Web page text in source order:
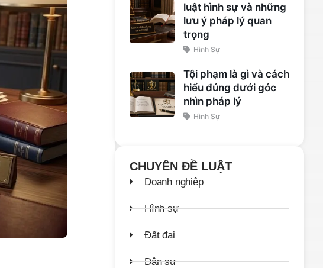
luật hình sự và những
lưu ý pháp lý quan
trọng
Hình Sự
Tội phạm là gì và cách
hiểu đúng dưới góc
nhìn pháp lý
Hình Sự
CHUYÊN ĐỀ LUẬT
Doanh nghiệp
Hình sự
Đất đai
Dân sự